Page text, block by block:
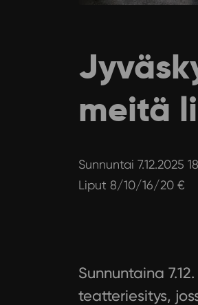
meitä
Sunnuntai 7.12.2025
Liput 8/10/16/20 €
Sunnuntaina
teatteriesitys,